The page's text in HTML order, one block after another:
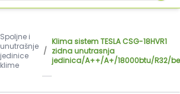
Spoljne i
unutrašnje
jedinice
klime
/
Klima sistem TESLA CSG-18HVR1
zidna unutrasnja
jedinica/A++/A+/18000btu/R32/